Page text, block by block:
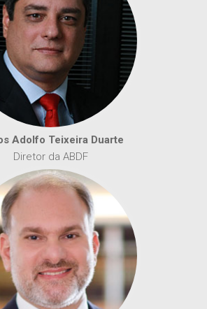
Adolfo Teixeira Duarte
Diretor da ABDF